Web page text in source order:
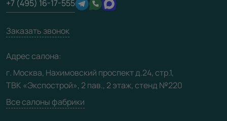
Техническая информация
Юридическая информация
Производство
Вакансии
Видео
Карта сайта
+7 (495) 16-17-555
Заказать звонок
Адрес салона:
г. Москва, Нахимовский проспект д.24, стр.1,
ТВК «Экспострой», 2 пав., 2 этаж, стенд №220
Все салоны фабрики